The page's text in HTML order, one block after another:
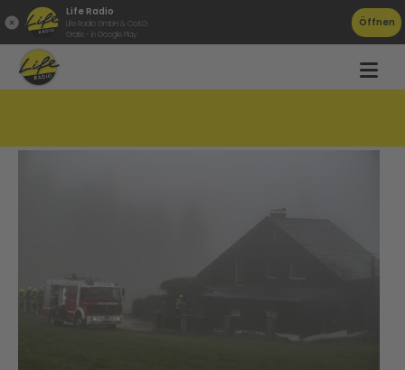
Life Radio
Life Radio GmbH & Co.KG
Gratis - in Google Play
Öffnen